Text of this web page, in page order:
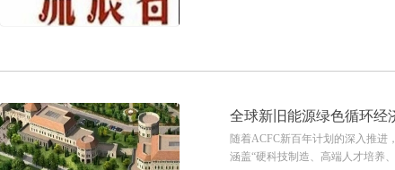
全球新旧能源绿色循环经
随着ACFC新百年计划的深入推进
涵盖“硬科技制造、高端人才培养